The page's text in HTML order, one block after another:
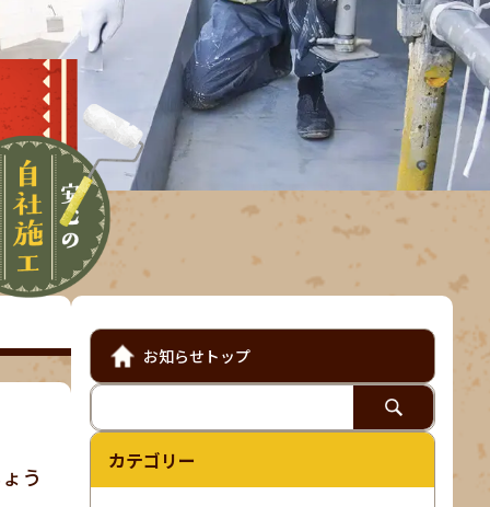
う
お知らせトップ
カテゴリー